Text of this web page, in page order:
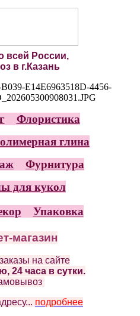
всей России,
в г.Казань
Флористика
глина
Фурнитура
для кукол
Упаковка
магазин
на сайте
24 часа в сутки.
подробнее